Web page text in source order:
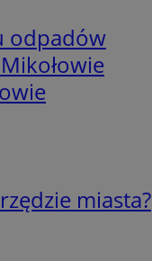
odpadów
miasta?